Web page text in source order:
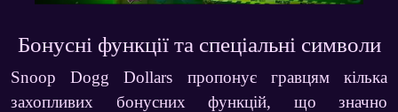
Бонусні функції та спеціальні символи
Snoop Dogg Dollars пропонує гравцям кілька
захопливих бонусних функцій, що значно